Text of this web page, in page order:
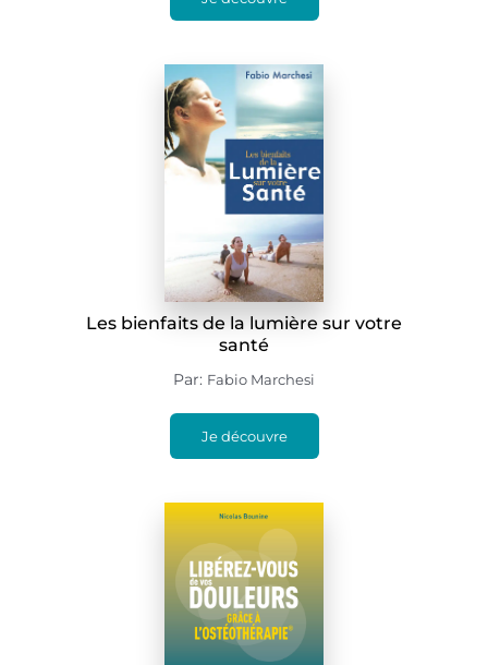
Les bienfaits de la lumière sur votre
santé
Par: Fabio Marchesi
Je découvre